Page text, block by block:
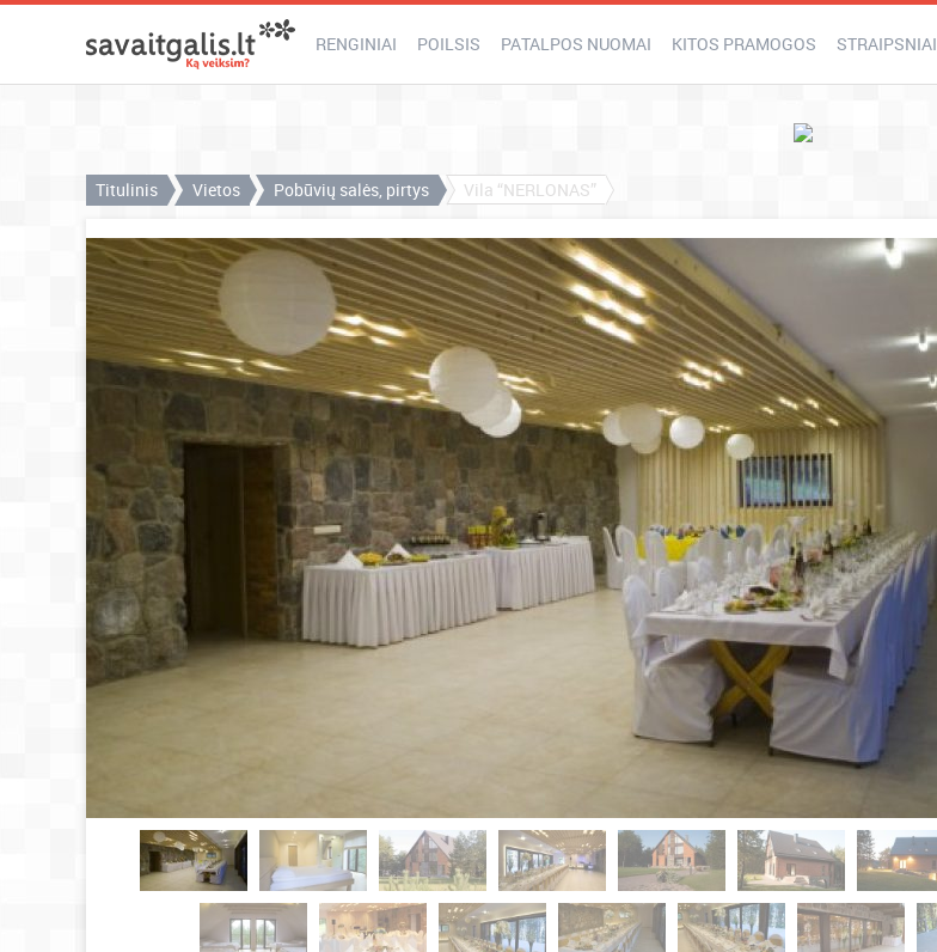
RENGINIAI POILSIS PATALPOS NUOMAI KITOS PRAMOGOS STRAIPSNIAI
Titulinis Vietos Pobūvių salės, pirtys Vila “NERLONAS”